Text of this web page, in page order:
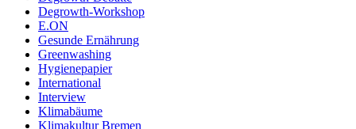
Degrowth-Workshop
E.ON
Gesunde Ernährung
Greenwashing
Hygienepapier
International
Interview
Klimabäume
Klimakultur Bremen